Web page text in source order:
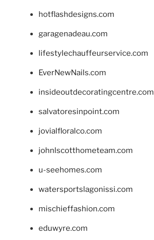
hotflashdesigns.com
garagenadeau.com
lifestylechauffeurservice.com
EverNewNails.com
insideoutdecoratingcentre.com
salvatoresinpoint.com
jovialfloralco.com
johnlscotthometeam.com
u-seehomes.com
watersportslagonissi.com
mischieffashion.com
eduwyre.com